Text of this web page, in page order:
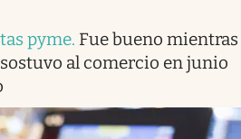
pyme. Fue bueno mientras
al comercio en junio